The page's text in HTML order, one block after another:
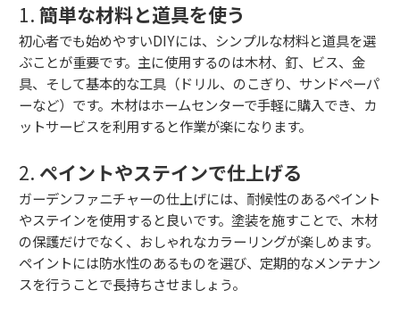
1. 簡単な材料と道具を使う
初心者でも始めやすいDIYには、シンプルな材料と道具を選
ぶことが重要です。主に使用するのは木材、釘、ビス、金
具、そして基本的な工具（ドリル、のこぎり、サンドペーパ
ーなど）です。木材はホームセンターで手軽に購入でき、カ
ットサービスを利用すると作業が楽になります。
2. ペイントやステインで仕上げる
ガーデンファニチャーの仕上げには、耐候性のあるペイント
やステインを使用すると良いです。塗装を施すことで、木材
の保護だけでなく、おしゃれなカラーリングが楽しめます。
ペイントには防水性のあるものを選び、定期的なメンテナン
スを行うことで長持ちさせましょう。